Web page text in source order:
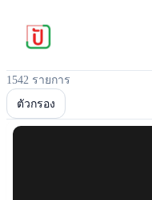
1542 รายการ
ตัวกรอง